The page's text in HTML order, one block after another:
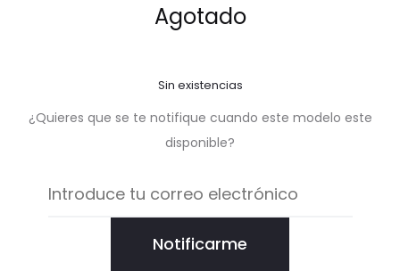
ión de
un
cliente
Agotado
Sin existencias
¿Quieres que se te notifique cuando este modelo este
disponible?
Notificarme